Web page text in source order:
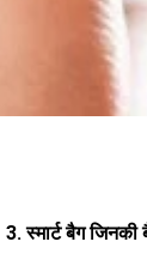
3. स्मार्ट बैग जिनकी